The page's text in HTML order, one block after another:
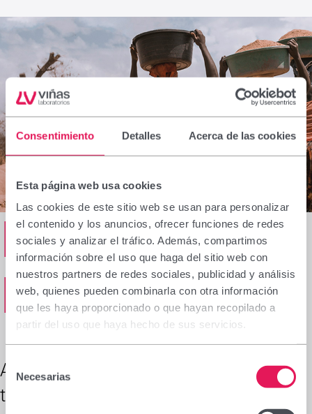
Consentimiento Detalles Acerca de las cookies
Esta página web usa cookies
Las cookies de este sitio web se usan para personalizar
el contenido y los anuncios, ofrecer funciones de redes
sociales y analizar el tráfico. Además, compartimos
información sobre el uso que haga del sitio web con
nuestros partners de redes sociales, publicidad y análisis
web, quienes pueden combinarla con otra información
que les haya proporcionado o que hayan recopilado a
partir del uso que haya hecho de sus servicios.
Selección
consentimiento
Necesarias
Nuestros
Proyectos
Alrededor del mundo participamos en
todo tipo de proyectos enfocados a